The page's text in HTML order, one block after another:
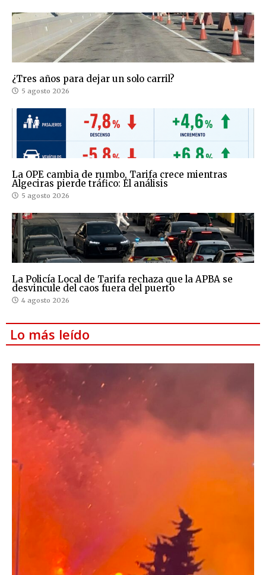
¿Tres años para dejar un solo carril?
5 agosto 2026
La OPE cambia de rumbo, Tarifa crece mientras
Algeciras pierde tráfico: El análisis
5 agosto 2026
La Policía Local de Tarifa rechaza que la APBA se
desvincule del caos fuera del puerto
4 agosto 2026
Lo más leído